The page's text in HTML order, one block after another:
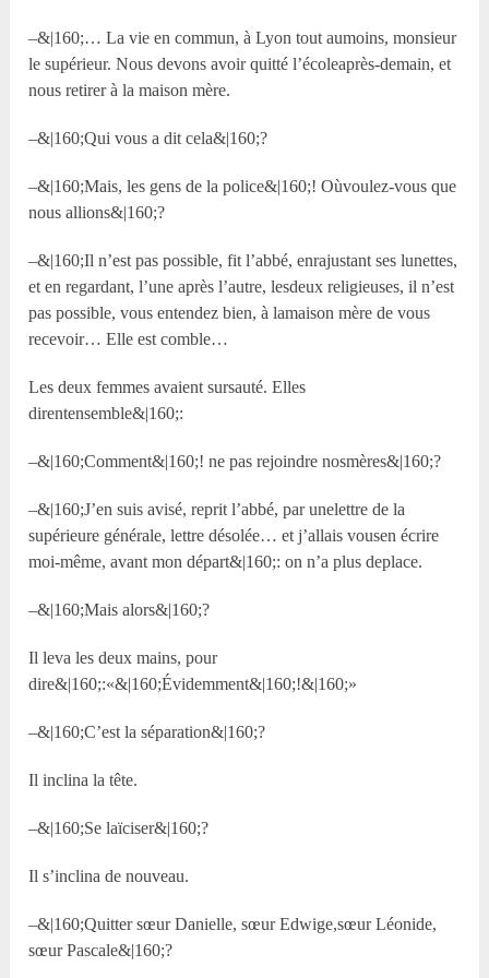
–&|160;… La vie en commun, à Lyon tout aumoins, monsieur
le supérieur. Nous devons avoir quitté l’écoleaprès-demain, et
nous retirer à la maison mère.
–&|160;Qui vous a dit cela&|160;?
–&|160;Mais, les gens de la police&|160;! Oùvoulez-vous que
nous allions&|160;?
–&|160;Il n’est pas possible, fit l’abbé, enrajustant ses lunettes,
et en regardant, l’une après l’autre, lesdeux religieuses, il n’est
pas possible, vous entendez bien, à lamaison mère de vous
recevoir… Elle est comble…
Les deux femmes avaient sursauté. Elles
direntensemble&|160;:
–&|160;Comment&|160;! ne pas rejoindre nosmères&|160;?
–&|160;J’en suis avisé, reprit l’abbé, par unelettre de la
supérieure générale, lettre désolée… et j’allais vousen écrire
moi-même, avant mon départ&|160;: on n’a plus deplace.
–&|160;Mais alors&|160;?
Il leva les deux mains, pour
dire&|160;:«&|160;Évidemment&|160;!&|160;»
–&|160;C’est la séparation&|160;?
Il inclina la tête.
–&|160;Se laïciser&|160;?
Il s’inclina de nouveau.
–&|160;Quitter sœur Danielle, sœur Edwige,sœur Léonide,
sœur Pascale&|160;?